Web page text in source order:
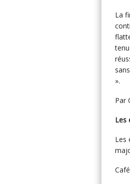
La
».
Par
Les
Les